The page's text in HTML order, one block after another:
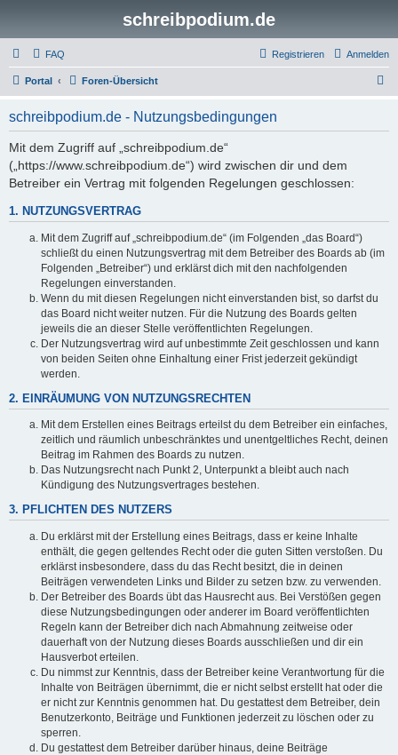
schreibpodium.de
FAQ Anmelden
Registrieren
Portal Foren-Übersicht
schreibpodium.de - Nutzungsbedingungen
Mit dem Zugriff auf „schreibpodium.de“
(„https://www.schreibpodium.de“) wird zwischen dir und dem
Betreiber ein Vertrag mit folgenden Regelungen geschlossen:
1. NUTZUNGSVERTRAG
Mit dem Zugriff auf „schreibpodium.de“ (im Folgenden „das Board“)
schließt du einen Nutzungsvertrag mit dem Betreiber des Boards ab (im
Folgenden „Betreiber“) und erklärst dich mit den nachfolgenden
Regelungen einverstanden.
Wenn du mit diesen Regelungen nicht einverstanden bist, so darfst du
das Board nicht weiter nutzen. Für die Nutzung des Boards gelten
jeweils die an dieser Stelle veröffentlichten Regelungen.
Der Nutzungsvertrag wird auf unbestimmte Zeit geschlossen und kann
von beiden Seiten ohne Einhaltung einer Frist jederzeit gekündigt
werden.
2. EINRÄUMUNG VON NUTZUNGSRECHTEN
Mit dem Erstellen eines Beitrags erteilst du dem Betreiber ein einfaches,
zeitlich und räumlich unbeschränktes und unentgeltliches Recht, deinen
Beitrag im Rahmen des Boards zu nutzen.
Das Nutzungsrecht nach Punkt 2, Unterpunkt a bleibt auch nach
Kündigung des Nutzungsvertrages bestehen.
3. PFLICHTEN DES NUTZERS
Du erklärst mit der Erstellung eines Beitrags, dass er keine Inhalte
enthält, die gegen geltendes Recht oder die guten Sitten verstoßen. Du
erklärst insbesondere, dass du das Recht besitzt, die in deinen
Beiträgen verwendeten Links und Bilder zu setzen bzw. zu verwenden.
Der Betreiber des Boards übt das Hausrecht aus. Bei Verstößen gegen
diese Nutzungsbedingungen oder anderer im Board veröffentlichten
Regeln kann der Betreiber dich nach Abmahnung zeitweise oder
dauerhaft von der Nutzung dieses Boards ausschließen und dir ein
Hausverbot erteilen.
Du nimmst zur Kenntnis, dass der Betreiber keine Verantwortung für die
Inhalte von Beiträgen übernimmt, die er nicht selbst erstellt hat oder die
er nicht zur Kenntnis genommen hat. Du gestattest dem Betreiber, dein
Benutzerkonto, Beiträge und Funktionen jederzeit zu löschen oder zu
sperren.
Du gestattest dem Betreiber darüber hinaus, deine Beiträge